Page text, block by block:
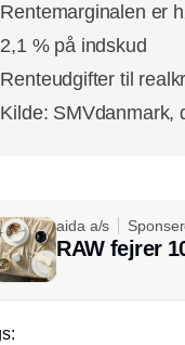
Rentemarginalen er
2,1 % på indskud
Renteudgifter til
Kilde: SMVdanmark,
aida a/s
RAW fejrer